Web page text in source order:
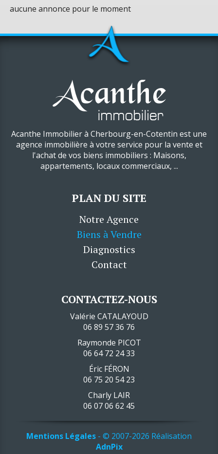
aucune annonce pour le moment
Acanthe Immobilier à Cherbourg-en-Cotentin est une
agence immobilière à votre service pour la vente et
l'achat de vos biens immobiliers : Maisons,
appartements, locaux commerciaux, ...
PLAN DU SITE
Notre Agence
Biens à Vendre
Diagnostics
Contact
CONTACTEZ-NOUS
Valérie CATALAYOUD
06 89 57 36 76
Raymonde PICOT
06 64 72 24 33
Éric FÉRON
06 75 20 54 23
Charly LAIR
06 07 06 62 45
Mentions Légales - © 2007-2026 Réalisation
AdnPix